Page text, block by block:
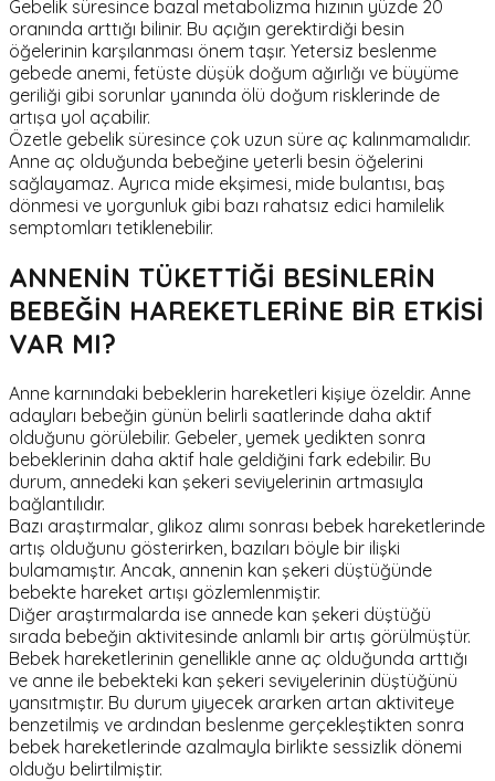
Gebelik süresince bazal metabolizma hızının yüzde 20
oranında arttığı bilinir. Bu açığın gerektirdiği besin
öğelerinin karşılanması önem taşır. Yetersiz beslenme
gebede anemi, fetüste düşük doğum ağırlığı ve büyüme
geriliği gibi sorunlar yanında ölü doğum risklerinde de
artışa yol açabilir.
Özetle gebelik süresince çok uzun süre aç kalınmamalıdır.
Anne aç olduğunda bebeğine yeterli besin öğelerini
sağlayamaz. Ayrıca mide ekşimesi, mide bulantısı, baş
dönmesi ve yorgunluk gibi bazı rahatsız edici hamilelik
semptomları tetiklenebilir.
ANNENİN TÜKETTİĞİ BESİNLERİN
BEBEĞİN HAREKETLERİNE BİR ETKİSİ
VAR MI?
Anne karnındaki bebeklerin hareketleri kişiye özeldir. Anne
adayları bebeğin günün belirli saatlerinde daha aktif
olduğunu görülebilir. Gebeler, yemek yedikten sonra
bebeklerinin daha aktif hale geldiğini fark edebilir. Bu
durum, annedeki kan şekeri seviyelerinin artmasıyla
bağlantılıdır.
Bazı araştırmalar, glikoz alımı sonrası bebek hareketlerinde
artış olduğunu gösterirken, bazıları böyle bir ilişki
bulamamıştır. Ancak, annenin kan şekeri düştüğünde
bebekte hareket artışı gözlemlenmiştir.
Diğer araştırmalarda ise annede kan şekeri düştüğü
sırada bebeğin aktivitesinde anlamlı bir artış görülmüştür.
Bebek hareketlerinin genellikle anne aç olduğunda arttığı
ve anne ile bebekteki kan şekeri seviyelerinin düştüğünü
yansıtmıştır. Bu durum yiyecek ararken artan aktiviteye
benzetilmiş ve ardından beslenme gerçekleştikten sonra
bebek hareketlerinde azalmayla birlikte sessizlik dönemi
olduğu belirtilmiştir.